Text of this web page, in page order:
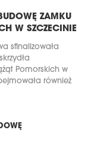
ZAMKU
W SZCZECINIE
sfinalizowała
Pomorskich w
również